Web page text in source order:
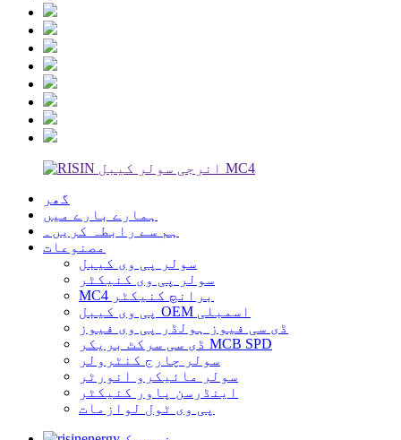
گھر
ہمارے بارے میں
ہم سے رابطہ کریں۔
مصنوعات
سولر پی وی کیبل
سولر پی وی کنیکٹر
MC4 برانچ کنیکٹر
پی وی کیبل OEM اسمبلی
ڈی سی فیوز ہولڈر پی وی فیوز
ڈی سی سرکٹ بریکر MCB SPD
سولر چارج کنٹرولر
سولر مائیکرو انورٹر
اینڈرسن پاور کنیکٹر
پی وی ٹول لوازمات